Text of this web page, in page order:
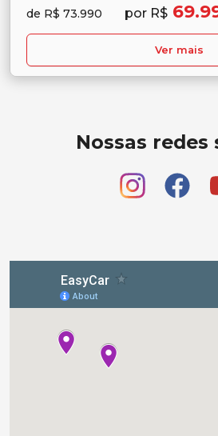
de R$ 73.990 por R$
Ver mais
Nossas redes